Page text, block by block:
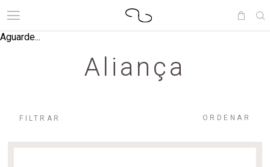
Aguarde...
Aliança
FILTRAR ORDENAR